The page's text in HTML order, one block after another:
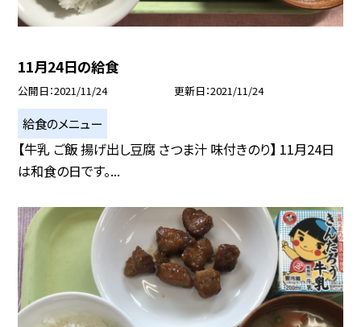
11月24日の給食
公開日 2021/11/24 更新日 2021/11/24
給食のメニュー
【牛乳 ご飯 揚げ出し豆腐 さつま汁 味付きのり】 11月24日
は和食の日です。...